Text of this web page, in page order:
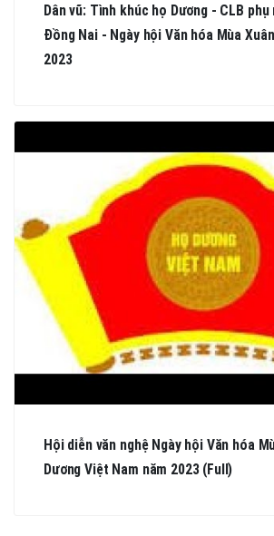
Dân vũ: Tình khúc họ Dương - CLB
Đồng Nai - Ngày hội Văn hóa Mùa
2023
Hội diễn văn nghệ Ngày hội Văn hóa
Dương Việt Nam năm 2023 (Full)